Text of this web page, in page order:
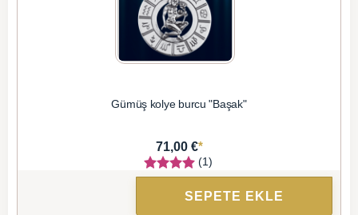
Gümüş kolye burcu "Başak"
71,00 €*
(1)
SEPETE EKLE